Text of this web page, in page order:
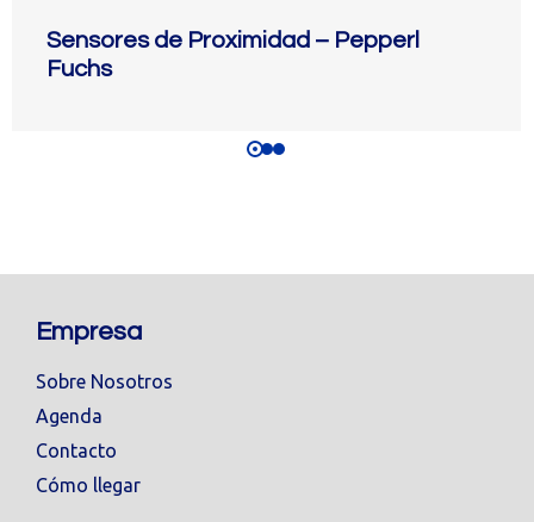
Sensores de Proximidad – Pepperl
Fuchs
Empresa
Sobre Nosotros
Agenda
Contacto
Cómo llegar